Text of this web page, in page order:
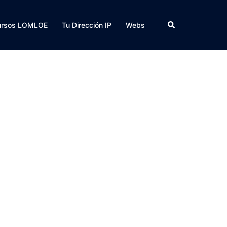
LOMLOE Tu Dirección IP Webs Buscar